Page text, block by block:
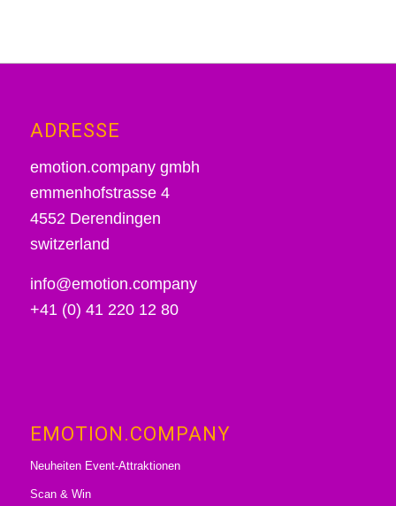
ADRESSE
emotion.company gmbh
emmenhofstrasse 4
4552 Derendingen
switzerland
info@emotion.company
+41 (0) 41 220 12 80
EMOTION.COMPANY
Neuheiten Event-Attraktionen
Scan & Win